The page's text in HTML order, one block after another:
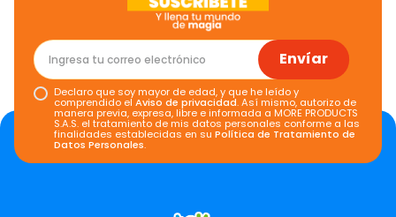
Dirección de email
Envíar
Declaro que soy mayor de edad, y que he leído y
comprendido elAviso de privacidad. Así mismo, autorizo de
manera previa, expresa, libre e informada a MORE PRODUCTS
S.A.S. el tratamiento de mis datos personales conforme a las
finalidades establecidas en suPolítica de Tratamiento de
Datos Personales.